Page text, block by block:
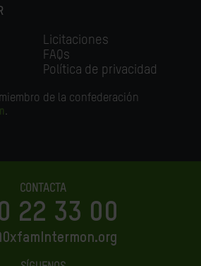
Licitaciones
FAQs
Política de privacidad
de la confederación
.
CONTACTA
22 33 00